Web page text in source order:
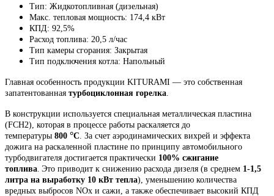
Тип: Жидкотопливная (дизельная)
Макс. тепловая мощность: 174,4 кВт
КПД: 92,5%
Расход топлива: 20,5 л/час
Тип камеры сгорания: Закрытая
Тип подключения котла: Напольный
Главная особенность продукции KITURAMI — это собственная
запатентованная турбоциклонная горелка
В конструкции используется специальная металлическая пластина
(FCH2), которая в процессе работы раскаляется до
температуры 800 °С . За счет аэродинамических вихрей и эффекта
дожига на раскаленной пластине по принципу автомобильного
турбодвигателя достигается практически 100% сжигание
топлива Это приводит к снижению расхода дизеля (в среднем 1-1,5
литра на выработку 10 кВт тепла), уменьшению количества
вредных выбросов NOx и сажи, а также обеспечивает высокий КПД